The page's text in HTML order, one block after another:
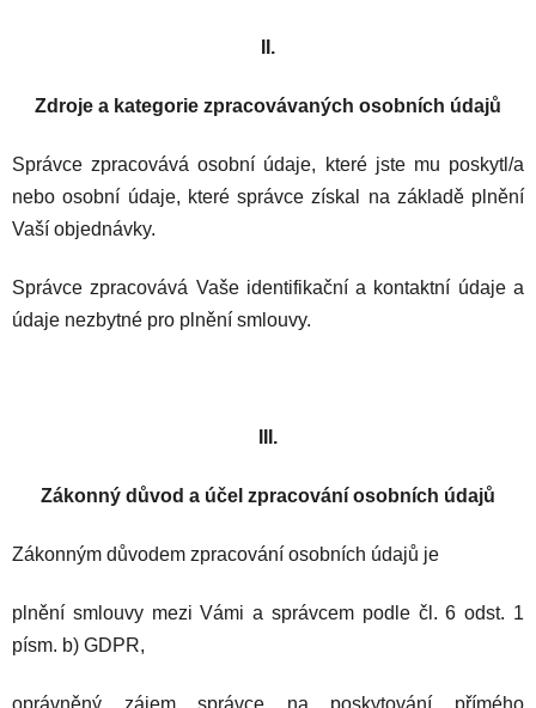
II.
Zdroje a kategorie zpracovávaných osobních údajů
Správce zpracovává osobní údaje, které jste mu poskytl/a
nebo osobní údaje, které správce získal na základě plnění
Vaší objednávky.
Správce zpracovává Vaše identifikační a kontaktní údaje a
údaje nezbytné pro plnění smlouvy.
III.
Zákonný důvod a účel zpracování osobních údajů
Zákonným důvodem zpracování osobních údajů je
plnění smlouvy mezi Vámi a správcem podle čl. 6 odst. 1
písm. b) GDPR,